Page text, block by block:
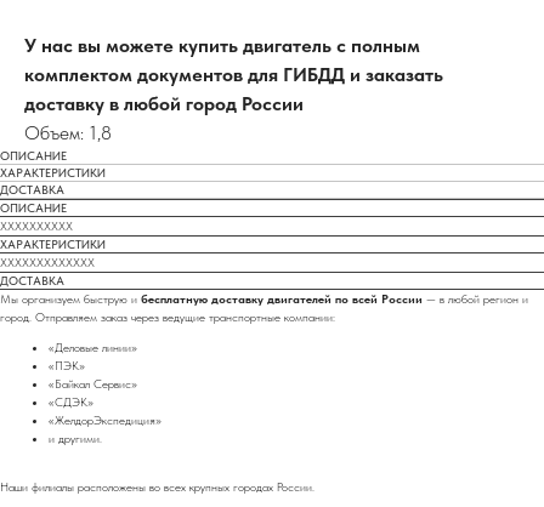
У нас вы можете купить двигатель с полным
комплектом документов для ГИБДД и заказать
доставку в любой город России
Объем: 1,8
ОПИСАНИЕ
ХАРАКТЕРИСТИКИ
ДОСТАВКА
ОПИСАНИЕ
XXXXXXXXXX
ХАРАКТЕРИСТИКИ
XXXXXXXXXXXXX
ДОСТАВКА
Мы организуем быструю и бесплатную доставку двигателей по всей России — в любой регион и
город. Отправляем заказ через ведущие транспортные компании:
«Деловые линии»
«ПЭК»
«Байкал Сервис»
«СДЭК»
«ЖелдорЭкспедиция»
и другими.
Наши филиалы расположены во всех крупных городах России.